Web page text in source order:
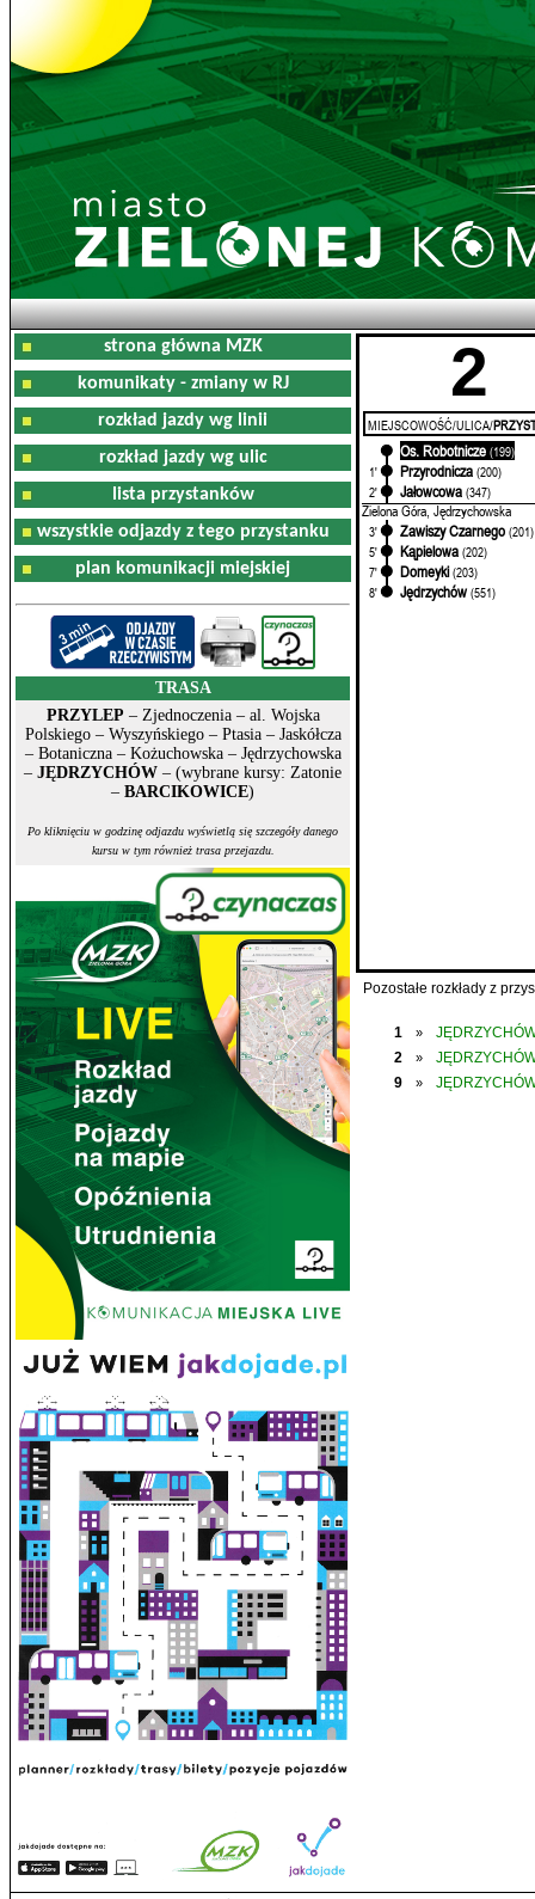
strona główna MZK
komunikaty - zmiany w RJ
rozkład jazdy wg linii
rozkład jazdy wg ulic
lista przystanków
wszystkie odjazdy z tego przystanku
plan komunikacji miejskiej
TRASA
PRZYLEP – Zjednoczenia – al. Wojska
Polskiego – Wyszyńskiego – Ptasia – Jaskółcza
– Botaniczna – Kożuchowska – Jędrzychowska
– JĘDRZYCHÓW – (wybrane kursy: Zatonie
– BARCIKOWICE)
Po kliknięciu w godzinę odjazdu wyświetlą się szczegóły danego
kursu w tym również trasa przejazdu.
2
MIEJSCOWOŚĆ/ULICA/
Os. Robotnicze (199)
1'
Przyrodnicza (200)
2'
Jałowcowa (347)
Zielona Góra, Jędrzychowska
3' Zawiszy Czarnego (201)
5'
Kąpielowa (202)
7'
Domeyki (203)
8'
Jędrzychów (551)
Pozostałe rozkłady z
1 »
2
»
9
»